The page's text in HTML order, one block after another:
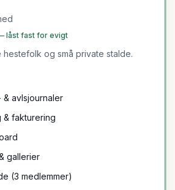
låst fast for evigt
hestefolk og små private stalde.
& avlsjournaler
& fakturering
gallerier
(3 medlemmer)